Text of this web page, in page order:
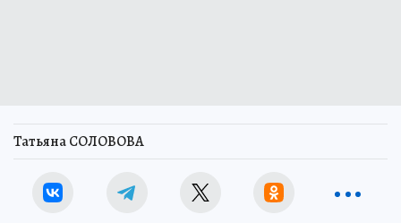
Татьяна СОЛОВОВА